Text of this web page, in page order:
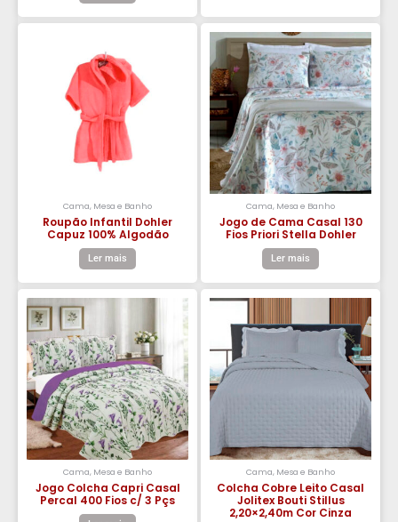
Cama, Mesa e Banho
Roupão Infantil Dohler
Capuz 100% Algodão
Ler mais
Cama, Mesa e Banho
Jogo de Cama Casal 130
Fios Priori Stella Dohler
Ler mais
Cama, Mesa e Banho
Jogo Colcha Capri Casal
Percal 400 Fios c/ 3 Pçs
Cama, Mesa e Banho
Colcha Cobre Leito Casal
Jolitex Bouti Stillus
2,20×2,40m Cor Cinza